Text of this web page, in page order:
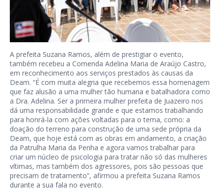
A prefeita Suzana Ramos, além de prestigiar o evento,
também recebeu a Comenda Adelina Maria de Araújo Castro,
em reconhecimento aos serviços prestados às causas da
Deam. “É com muita alegria que recebemos essa homenagem
que faz alusão a uma mulher tão humana e batalhadora como
a Dra. Adelina. Ser a primeira mulher prefeita de Juazeiro nos
dá uma responsabilidade grande e que estamos trabalhando
para honrá-la com ações voltadas para o tema, como: a
doação do terreno para construção de uma sede própria da
Deam, que hoje está com as obras em andamento, a criação
da Patrulha Maria da Penha e agora vamos trabalhar para
criar um núcleo de psicologia para tratar não só das mulheres
vítimas, mas também dos agressores, pois são pessoas que
precisam de tratamento”, afirmou a prefeita Suzana Ramos
durante a sua fala no evento.